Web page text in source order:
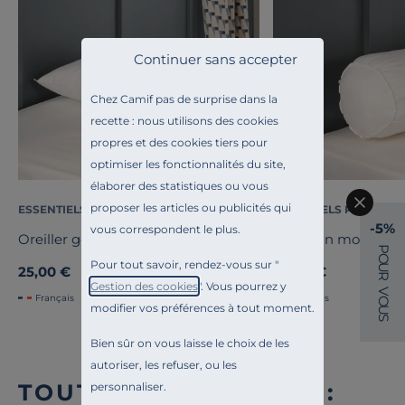
Chez Camif pas de surprise dans la
recette : nous utilisons des cookies
propres et des cookies tiers pour
optimiser les fonctionnalités du site,
élaborer des statistiques ou vous
proposer les articles ou publicités qui
vous correspondent le plus.
Pour tout savoir, rendez-vous sur "
Gestion des cookies". Vous pourrez y
modifier vos préférences à tout moment.
Bien sûr on vous laisse le choix de les
autoriser, les refuser, ou les
personnaliser.
Continuer sans accepter
ESSENTIELS PAR CAMIF
Oreiller gonflant recyclé Pacôme
25,00 €
Français
ESSENTIELS PAR
Traversin
39,00 €
Français
TOUTE NOTRE OFFRE :
-5%
P
O
U
R
V
O
U
S